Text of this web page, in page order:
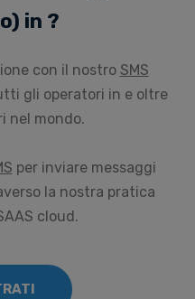
in ?
con il nostro SMS
gli operatori in e oltre
nel mondo.
per inviare messaggi
la nostra pratica
cloud.